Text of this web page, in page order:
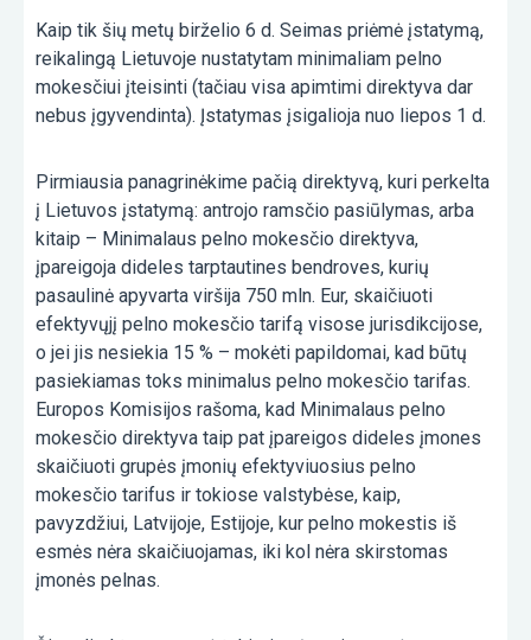
Kaip tik šių metų birželio 6 d. Seimas priėmė įstatymą,
reikalingą Lietuvoje nustatytam minimaliam pelno
mokesčiui įteisinti (tačiau visa apimtimi direktyva dar
nebus įgyvendinta). Įstatymas įsigalioja nuo liepos 1 d.
Pirmiausia panagrinėkime pačią direktyvą, kuri perkelta
į Lietuvos įstatymą: antrojo ramsčio pasiūlymas, arba
kitaip – Minimalaus pelno mokesčio direktyva,
įpareigoja dideles tarptautines bendroves, kurių
pasaulinė apyvarta viršija 750 mln. Eur, skaičiuoti
efektyvųjį pelno mokesčio tarifą visose jurisdikcijose,
o jei jis nesiekia 15 % – mokėti papildomai, kad būtų
pasiekiamas toks minimalus pelno mokesčio tarifas.
Europos Komisijos rašoma, kad Minimalaus pelno
mokesčio direktyva taip pat įpareigos dideles įmones
skaičiuoti grupės įmonių efektyviuosius pelno
mokesčio tarifus ir tokiose valstybėse, kaip,
pavyzdžiui, Latvijoje, Estijoje, kur pelno mokestis iš
esmės nėra skaičiuojamas, iki kol nėra skirstomas
įmonės pelnas.